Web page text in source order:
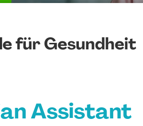
für Gesundheit
Assistant